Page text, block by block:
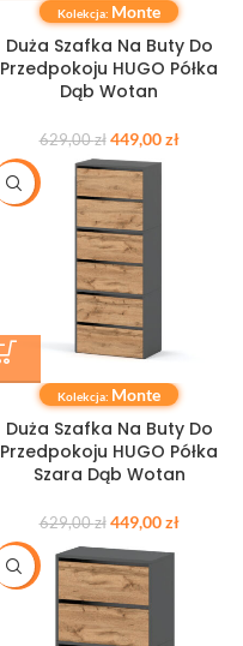
Kolekcja: Monte
Duża Szafka Na Buty Do
Przedpokoju HUGO Półka
Dąb Wotan
629,00zł 449,00zł
-29%
Kolekcja: Monte
Duża Szafka Na Buty Do
Przedpokoju HUGO Półka
Szara Dąb Wotan
629,00zł 449,00zł
-27%